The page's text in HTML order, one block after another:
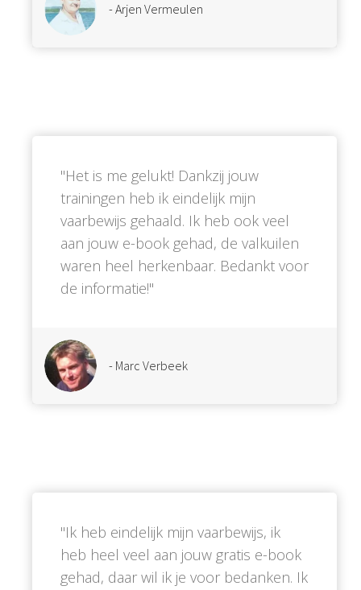
- Arjen Vermeulen
''Het is me gelukt! Dankzij jouw
trainingen heb ik eindelijk mijn
vaarbewijs gehaald. Ik heb ook veel
aan jouw e-book gehad, de valkuilen
waren heel herkenbaar. Bedankt voor
de informatie!''
- Marc Verbeek
''Ik heb eindelijk mijn vaarbewijs, ik
heb heel veel aan jouw gratis e-book
gehad, daar wil ik je voor bedanken. Ik